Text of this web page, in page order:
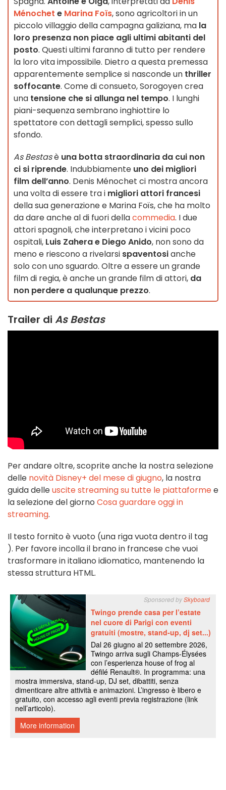
Ménochet e Marina Foïs, sono agricoltori in un
piccolo villaggio della campagna galiziana, ma la
loro presenza non piace agli ultimi abitanti del
posto. Questi ultimi faranno di tutto per rendere
la loro vita impossibile. Dietro a questa premessa
apparentemente semplice si nasconde un thriller
soffocante. Come di consueto, Sorogoyen crea
una tensione che si allunga nel tempo. I lunghi
piani-sequenza sembrano inghiottire lo
spettatore con dettagli semplici, spesso sullo
sfondo.
As Bestasè una botta straordinaria da cui non
ci si riprende. Indubbiamente uno dei migliori
film dell’anno. Denis Ménochet ci mostra ancora
una volta di essere tra i migliori attori francesi
della sua generazione e Marina Foïs, che ha molto
da dare anche al di fuori dellacommedia. I due
attori spagnoli, che interpretano i vicini poco
ospitali, Luis Zahera e Diego Anido, non sono da
meno e riescono a rivelarsi spaventosianche
solo con uno sguardo. Oltre a essere un grande
film di regia, è anche un grande film di attori, da
non perdere a qualunque prezzo.
Trailer di As Bestas
Per andare oltre, scoprite anche la nostra selezione
delle novità Disney+ del mese di giugno, la nostra
guida delleuscite streaming su tutte le piattaformee
la selezione del giorno Cosa guardare oggi in
streaming.
Il testo fornito è vuoto (una riga vuota dentro il tag
). Per favore incolla il brano in francese che vuoi
trasformare in italiano idiomatico, mantenendo la
stessa struttura HTML.